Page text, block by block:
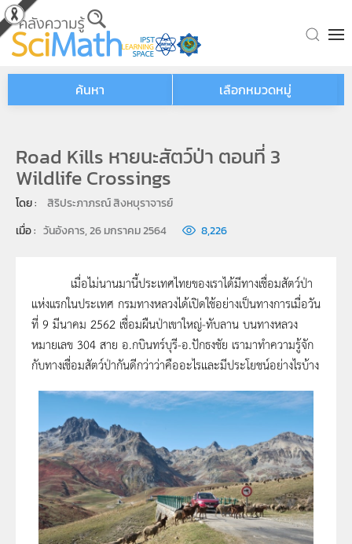
Skip to main content
ค้นหา เลือกหมวดหมู่
Road Kills หายนะสัตว์ป่า ตอนที่ 3
Wildlife Crossings
โดย :
สิริประภาภรณ์ สิงหบุราจารย์
เมื่อ : วันอังคาร, 26 มกราคม 2564 8,226
เมื่อไม่นานมานี้ประเทศไทยของเราได้มีทางเชื่อมสัตว์ป่า
แห่งแรกในประเทศ กรมทางหลวงได้เปิดใช้อย่างเป็นทางการเมื่อวัน
ที่ 9 มีนาคม 2562 เชื่อมผืนป่าเขาใหญ่-ทับลาน บนทางหลวง
หมายเลข 304 สาย อ.กบินทร์บุรี-อ.ปักธงชัย เรามาทำความรู้จัก
กับทางเชื่อมสัตว์ป่ากันดีกว่าว่าคืออะไรและมีประโยชน์อย่างไรบ้าง